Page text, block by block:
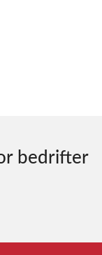
bedrifter